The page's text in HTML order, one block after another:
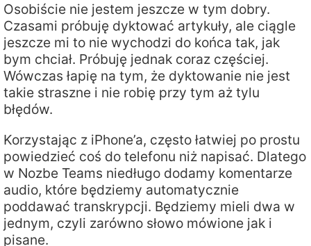
Osobiście nie jestem jeszcze w tym dobry.
Czasami próbuję dyktować artykuły, ale ciągle
jeszcze mi to nie wychodzi do końca tak, jak
bym chciał. Próbuję jednak coraz częściej.
Wówczas łapię na tym, że dyktowanie nie jest
takie straszne i nie robię przy tym aż tylu
błędów.
Korzystając z iPhone’a, często łatwiej po prostu
powiedzieć coś do telefonu niż napisać. Dlatego
w Nozbe Teams niedługo dodamy komentarze
audio, które będziemy automatycznie
poddawać transkrypcji. Będziemy mieli dwa w
jednym, czyli zarówno słowo mówione jak i
pisane.